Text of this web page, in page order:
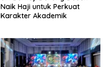
Naik Haji untuk Perkuat
Karakter Akademik